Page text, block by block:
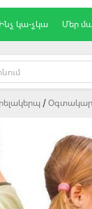
Ինչ կա-չկա Մեր
Oգտակար